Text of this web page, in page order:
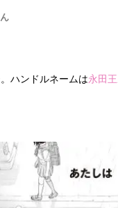
ハンドルネームは永田王